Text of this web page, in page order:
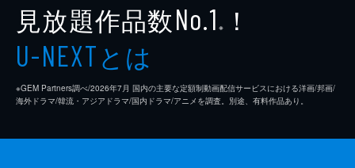
見放題作品数No.1 ※ ！
U-NEXTとは
※GEM Partners調べ/2026年7⽉ 国内の主要な定額制動画配信サービスにおける洋画/邦画/
海外ドラマ/韓流・アジアドラマ/国内ドラマ/アニメを調査。別途、有料作品あり。